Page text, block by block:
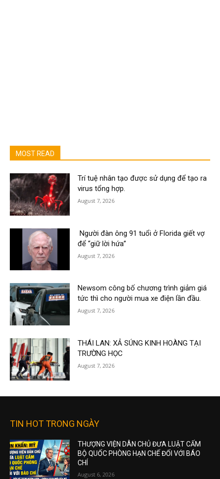
MOST READ
Trí tuệ nhân tạo được sử dụng để tạo ra
virus tổng hợp.
August 7, 2026
Người đàn ông 91 tuổi ở Florida giết vợ
để “giữ lời hứa”
August 7, 2026
Newsom công bố chương trình giảm giá
tức thì cho người mua xe điện lần đầu.
August 7, 2026
THÁI LAN: XẢ SÚNG KINH HOÀNG TẠI
TRƯỜNG HỌC
August 7, 2026
TIN HOT TRONG NGÀY
THƯỢNG VIỆN DÂN CHỦ ĐƯA LUẬT CẤM
BỘ QUỐC PHÒNG HẠN CHẾ ĐỐI VỚI BÁO
CHÍ
August 6, 2026